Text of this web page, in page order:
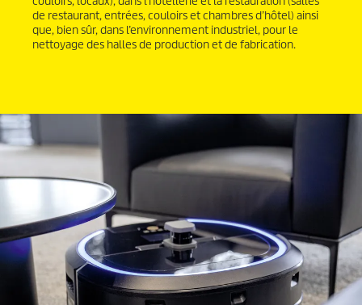
de restaurant, entrées, couloirs et chambres d’hôtel) ainsi
que, bien sûr, dans l’environnement industriel, pour le
nettoyage des halles de production et de fabrication.